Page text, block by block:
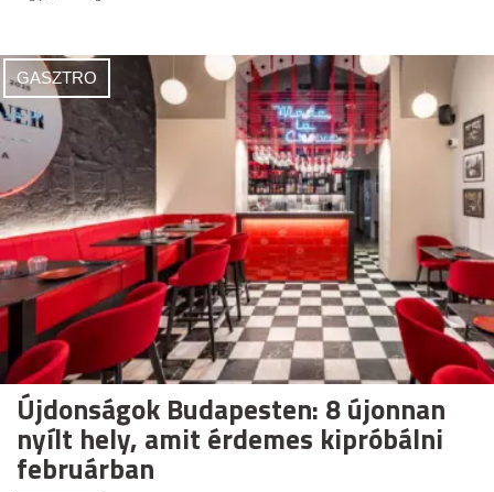
GASZTRO
Újdonságok Budapesten: 8 újonnan
nyílt hely, amit érdemes kipróbálni
februárban